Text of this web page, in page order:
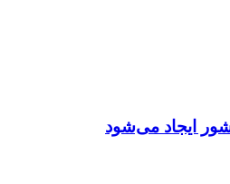
ایجاد می‌شود